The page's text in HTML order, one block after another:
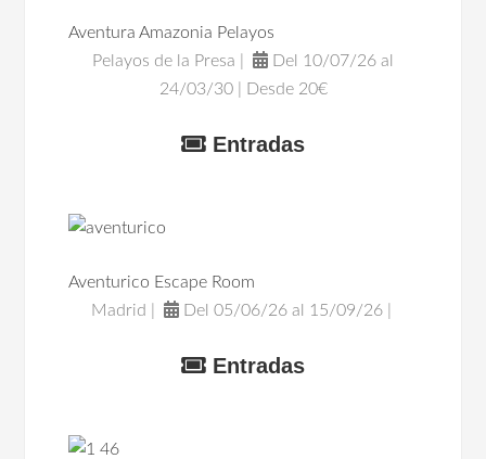
Aventura Amazonia Pelayos
Pelayos de la Presa |
Del 10/07/26 al
24/03/30 | Desde 20€
Entradas
Aventurico Escape Room
Madrid |
Del 05/06/26 al 15/09/26 |
Entradas